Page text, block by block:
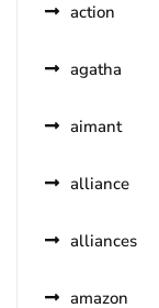
action
agatha
aimant
alliance
alliances
amazon